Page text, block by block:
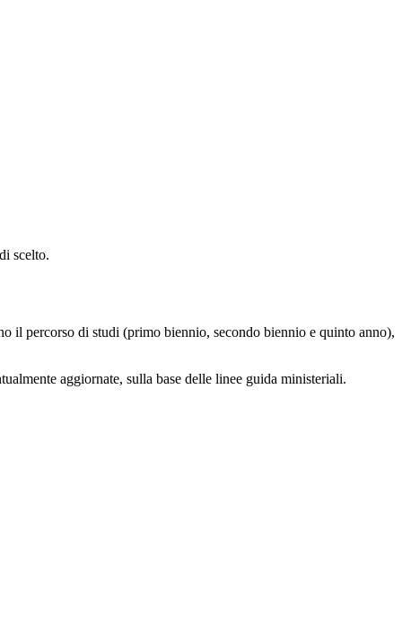
scelto.
il percorso di studi (primo biennio, secondo biennio e quinto anno),
aggiornate, sulla base delle linee guida ministeriali.